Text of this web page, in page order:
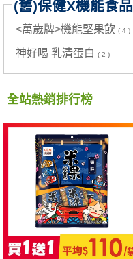
(舊)保健X機能食品
<萬歲牌>機能堅果飲 ( 4 )
神好喝 乳清蛋白 ( 2 )
全站熱銷排行榜